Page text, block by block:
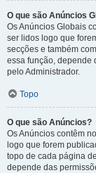
O que são Anúncios
Os Anúncios Globais
ser lidos logo que
secções e também
essa função, depende
pelo Administrador.
Topo
O que são Anúncios?
Os Anúncios contêm
logo que forem
topo de cada página
depende das